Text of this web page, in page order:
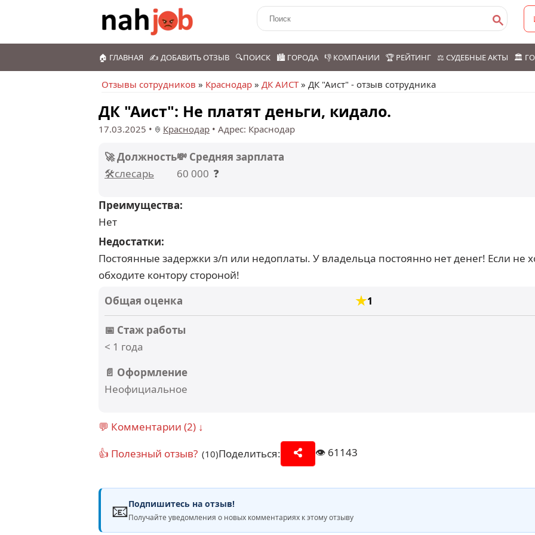
🏠 ГЛАВНАЯ ✍️ ДОБАВИТЬ ОТЗЫВ 🔍ПОИСК 🏙️ ГОРОДА 👎 КОМПАНИИ 🏆 РЕЙТИНГ ⚖️ СУДЕБНЫЕ АКТЫ 🏛️
Отзывы сотрудников » Краснодар » ДК АИСТ» ДК "Аист" - отзыв сотрудника
ДК "Аист": Не платят деньги, кидало.
17.03.2025 • Краснодар • Адрес: Краснодар
🚀 Должность
🛠️слесарь
💸 Средняя зарплата
60 000 ❓
Преимущества:
Нет
Недостатки:
Постоянные задержки з/п или недоплаты. У владельца постоянно нет денег! Если не
обходите контору стороной!
Общая оценка
1
📅 Стаж работы
< 1 года
📄 Оформление
Неофициальное
💬 Комментарии (2) ↓
👍 Полезный отзыв? (10)Поделиться: 👁️ 61143
📧Подпишитесь на отзыв!
Получайте уведомления о новых комментариях к этому отзыву